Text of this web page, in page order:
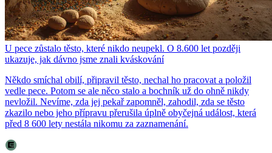
U pece zůstalo těsto, které nikdo neupekl. O 8.600 let později
ukazuje, jak dávno jsme znali kváskování
Někdo smíchal obilí, připravil těsto, nechal ho pracovat a položil
vedle pece. Potom se ale něco stalo a bochník už do ohně nikdy
nevložil. Nevíme, zda jej pekař zapomněl, zahodil, zda se těsto
zkazilo nebo jeho přípravu přerušila úplně obyčejná událost, která
před 8 600 lety nestála nikomu za zaznamenání.